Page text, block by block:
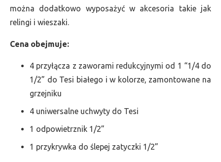
można dodatkowo wyposażyć w akcesoria takie jak
relingi i wieszaki.
Cena obejmuje:
4 przyłącza z zaworami redukcyjnymi od 1 “1/4 do
1/2” do Tesi białego i w kolorze, zamontowane na
grzejniku
4 uniwersalne uchwyty do Tesi
1 odpowietrznik 1/2”
1 przykrywka do ślepej zatyczki 1/2”